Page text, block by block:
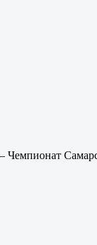
Чемпионат